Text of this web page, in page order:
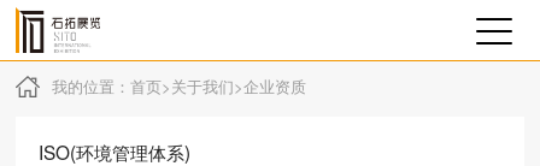
我的位置： 首页>关于我们>企业资质
ISO(环境管理体系)